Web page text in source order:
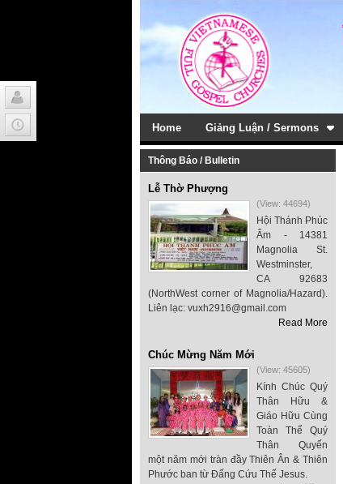
Home Giảng Luận / Sermons
Thông Báo / Bulletin
Lễ Thờ Phượng
(View: 44694)
Hội Thánh Phúc
Âm - 14381
Magnolia St.
Westminster,
CA 92683
(NorthWest corner of Magnolia/Hazard).
Liên lạc: vuxh2916@gmail.com
Read More
Chúc Mừng Năm Mới
(View: 45605)
Kính Chúc Quý
Thân Hữu &
Giáo Hữu Cùng
Toàn Thể Quý
Thân Quyến
một năm mới tràn đầy Thiên Ân & Thiên
Phước ban từ Đấng Cứu Thế Jesus.